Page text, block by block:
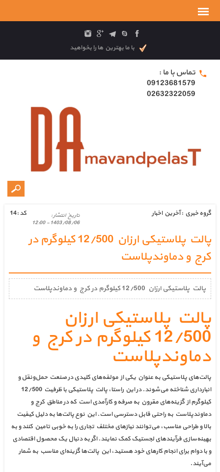
با ما بهترین ها را بخواهید
تماس با ما :
09123681579
02632322059
گروه خبري :آخرین اخبار
تاريخ انتشار :
1403/08/06 - 12:00
كد :14
پالت پلاستیکی ارزان 12/500 کیلوگرم در
کرج و دماوندپلاست
پالت پلاستیکی ارزان 12/500 کیلوگرم در کرج و دماوندپلاست
پالت پلاستیکی ارزان
12/500 کیلوگرم در کرج و
دماوندپلاست
پالت‌های پلاستیکی به عنوان یکی از مولفه‌های کلیدی در صنعت حمل‌ونقل و
انبارداری شناخته می‌شوند. در این راستا، پالت پلاستیکی با ظرفیت 12/500
کیلوگرم از گزینه‌های مقرون به صرفه و کارآمدی است که در مناطق کرج و
دماوندپلاست به راحتی قابل دسترسی است. این نوع پالت‌ها به دلیل کیفیت
بالا و طراحی مناسب، می‌توانند نیازهای مختلف تجاری را به خوبی تامین کنند و به
بهینه‌سازی فرآیندهای لجستیک کمک نمایند. اگر به دنبال یک محصول اقتصادی
و با دوام برای انجام کارهای خود هستید، این پالت‌ها گزینه‌ای مناسب به شمار
می‌آیند.